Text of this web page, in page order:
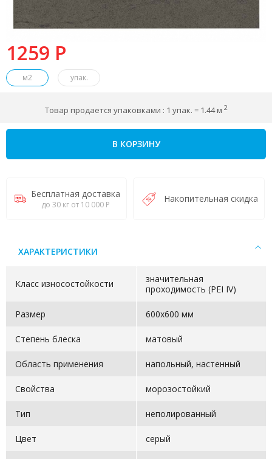
1259 P
м2 упак.
Товар продается упаковками : 1 упак. = 1.44 м 2
В КОРЗИНУ
Бесплатная доставка
до 30 кг от 10 000 Р
Накопительная скидка
ХАРАКТЕРИСТИКИ
Класс износостойкости
значительная
проходимость (PEI IV)
Размер 600х600 мм
Степень блеска матовый
Область применения напольный, настенный
Свойства морозостойкий
Тип неполированный
Цвет серый